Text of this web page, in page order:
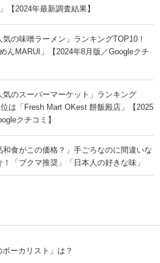
【2024年最新調査結果】
気の味噌ラーメン」ランキングTOP10！
んMARUI」【2024年8月版／Googleクチ
気のスーパーマーケット」ランキング
は「Fresh Mart OKest 餅飯殿店」【2025
クチコミ】
和食がこの価格？」手ごろなのに間違いな
！「ブクマ推奨」「日本人の好きな味」
ーカリスト」は？